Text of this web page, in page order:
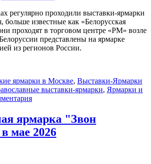
регулярно проходили выставки-ярмарки
больше известные как «Белорусская
проходят в торговом центре «РМ» возле
представлены на ярмарке
из регионов России.
ярмарки в Москве, Выставки-Ярмарки
выставки-ярмарки, Ярмарки и
ярмарка "Звон
мае 2026